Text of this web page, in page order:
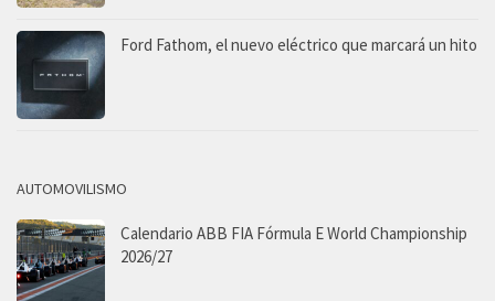
Ford Fathom, el nuevo eléctrico que marcará un hito
AUTOMOVILISMO
Calendario ABB FIA Fórmula E World Championship
2026/27